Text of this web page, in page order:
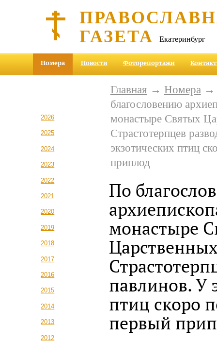
ГАЗЕТА Екатеринбург
Номера Новости Фоторепортажи
2026
2025
2024
2023
2022
2021
2020
2019
2018
2017
2016
2015
2014
2013
2012
Главная → Номера
благословению
монастыре Святых
Страстотерпцев
экзотических птиц
приплод
По
монастыре
павлинов. У
птиц скоро
первый